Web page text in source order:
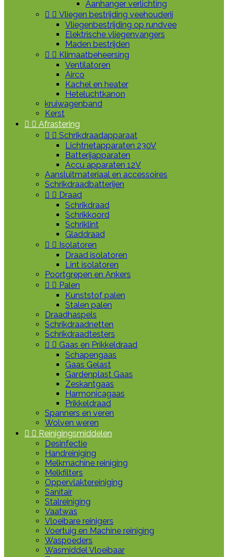
Aanhanger verlichting
  Vliegen bestrijding veehouderij
Vliegenbestrijding op rundvee
Elektrische vliegenvangers
Maden bestrijden
  Klimaatbeheersing
Ventilatoren
Airco
Kachel en heater
Heteluchtkanon
kruiwagenband
Kerst
  Afrastering
  Schrikdraadapparaat
Lichtnetapparaten 230V
Batterijapparaten
Accu apparaten 12V
Aansluitmateriaal en accessoires
Schrikdraadbatterijen
  Draad
Schrikdraad
Schrikkoord
Schriklint
Gladdraad
  Isolatoren
Draad isolatoren
Lint isolatoren
Poortgrepen en Ankers
  Palen
Kunststof palen
Stalen palen
Draadhaspels
Schrikdraadnetten
Schrikdraadtesters
  Gaas en Prikkeldraad
Schapengaas
Gaas Gelast
Gardenplast Gaas
Zeskantgaas
Harmonicagaas
Prikkeldraad
Spanners en veren
Wolven weren
  Reinigingsmiddelen
Desinfectie
Handreiniging
Melkmachine reiniging
Melkfilters
Oppervlaktereiniging
Sanitair
Stalreiniging
Vaatwas
Vloeibare reinigers
Voertuig en Machine reiniging
Waspoeders
Wasmiddel Vloeibaar